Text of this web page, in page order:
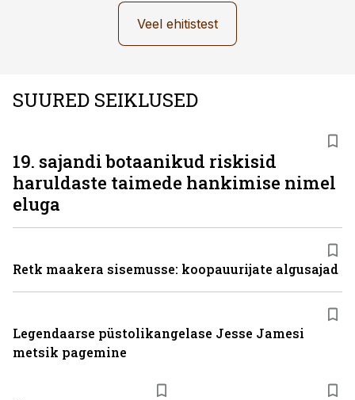
Veel ehitistest
SUURED SEIKLUSED
19. sajandi botaanikud riskisid
haruldaste taimede hankimise nimel
eluga
Retk maakera sisemusse: koopauurijate algusajad
Legendaarse püstolikangelase Jesse Jamesi
metsik pagemine